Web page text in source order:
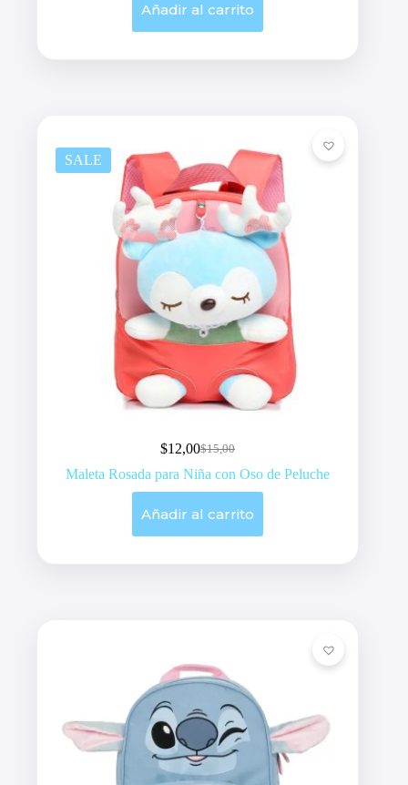
Añadir al carrito
SALE
$15,00
Original
price
was:
$12,00Current
price
is:
Maleta Rosada para Niña con Oso de Peluche
Añadir al carrito